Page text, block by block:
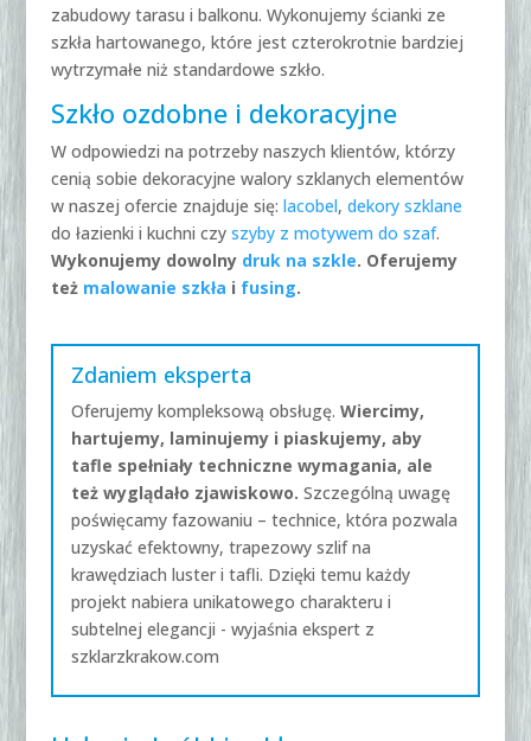
zabudowy tarasu i balkonu. Wykonujemy ścianki ze
szkła hartowanego, które jest czterokrotnie bardziej
wytrzymałe niż standardowe szkło.
Szkło ozdobne i dekoracyjne
W odpowiedzi na potrzeby naszych klientów, którzy
cenią sobie dekoracyjne walory szklanych elementów
w naszej ofercie znajduje się: lacobel, dekory szklane
do łazienki i kuchni czy szyby z motywem do szaf.
Wykonujemy dowolny druk na szkle. Oferujemy
też malowanie szkła i fusing.
Zdaniem eksperta
Oferujemy kompleksową obsługę. Wiercimy,
hartujemy, laminujemy i piaskujemy, aby
tafle spełniały techniczne wymagania, ale
też wyglądało zjawiskowo. Szczególną uwagę
poświęcamy fazowaniu – technice, która pozwala
uzyskać efektowny, trapezowy szlif na
krawędziach luster i tafli. Dzięki temu każdy
projekt nabiera unikatowego charakteru i
subtelnej elegancji - wyjaśnia ekspert z
szklarzkrakow.com